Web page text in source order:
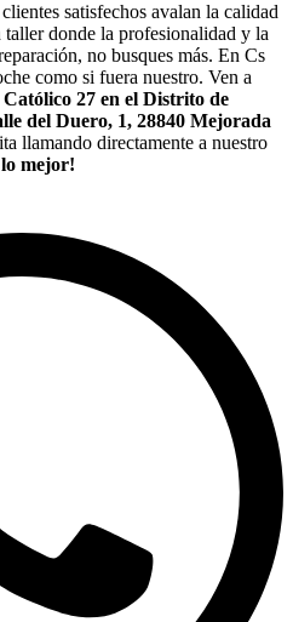
satisfechos avalan la calidad
taller donde la profesionalidad y la
no busques más. En Cs
como si fuera nuestro. Ven a
27 en el Distrito de
del Duero, 1, 28840 Mejorada
llamando directamente a nuestro
lo mejor!